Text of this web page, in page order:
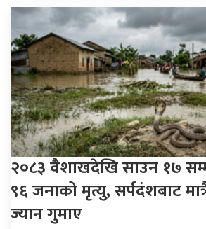
२०८३ वैशाखदेखि साउन १७
९६ जनाको मृत्यु, सर्पदंशबाट
ज्यान गुमाए